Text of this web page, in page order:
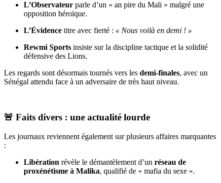
L’Observateur parle d’un « an pire du Mali » malgré une
opposition héroïque.
L’Évidence titre avec fierté : « Nous voilà en demi ! »
Rewmi Sports insiste sur la discipline tactique et la solidité
défensive des Lions.
Les regards sont désormais tournés vers les demi-finales, avec un
Sénégal attendu face à un adversaire de très haut niveau.
🚨 Faits divers : une actualité lourde
Les journaux reviennent également sur plusieurs affaires marquantes
:
Libération révèle le démantèlement d’un réseau de
proxénétisme à Malika, qualifié de « mafia du sexe ».